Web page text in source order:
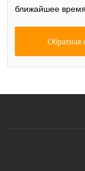
ближайшее время
Обратная